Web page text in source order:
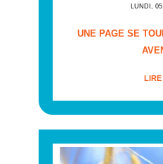
LUNDI,
UNE PAGE SE
LIRE